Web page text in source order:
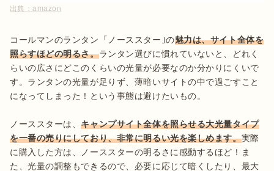
出典：amazon
コールマンのランタン「ノーススター｣の魅力は、サイト全体を
照らすほどの明るさ。ランタン選びに慣れていないと、どれく
らいの広さにどこのくらいの光量が必要なのか分かりにくいで
す。ランタンの光量が足りず、薄暗いサイトの中で過ごすこと
になってしまった！という事態は避けたいもの。
ノーススターは、キャンプサイト全体を照らせる大光量タイプ
を一番の売りにしており、非常に明るい光を楽しめます。実際
に購入した方は、ノーススターの明るさに感動するほど！ま
た、光量の調整もできるので、必要に応じて暗くしたり、最大